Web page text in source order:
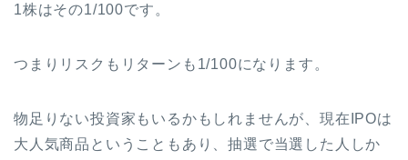
1株はその1/100です。
つまりリスクもリターンも1/100になります。
物足りない投資家もいるかもしれませんが、現在IPOは
大人気商品ということもあり、抽選で当選した人しか